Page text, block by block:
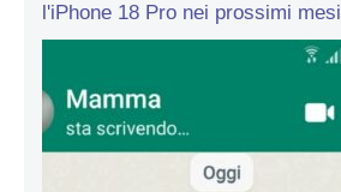
l'iPhone 18 Pro nei prossimi mesi